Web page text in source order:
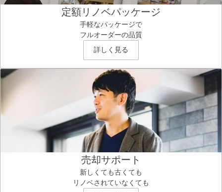
定額リノベパッケージ
手軽なパッケージで
フルオーダーの品質
詳しく見る
売却サポート
新しくても古くても
リノベされていなくても